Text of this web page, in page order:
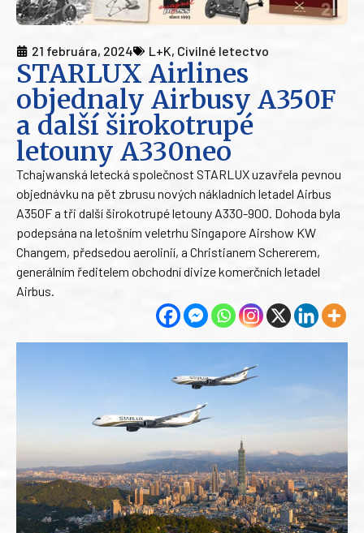
21 februára, 2024 L+K, Civilné letectvo
STARLUX Airlines
objednaly Airbusy A350F
a další širokotrupé
letouny A330neo
Tchajwanská letecká společnost STARLUX uzavřela pevnou
objednávku na pět zbrusu nových nákladních letadel Airbus
A350F a tři další širokotrupé letouny A330-900. Dohoda byla
podepsána na letošním veletrhu Singapore Airshow KW
Changem, předsedou aerolinií, a Christianem Schererem,
generálním ředitelem obchodní divize komerčních letadel
Airbus.